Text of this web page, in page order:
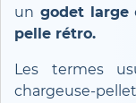
un godet large
pelle rétro.
Les termes
chargeuse-